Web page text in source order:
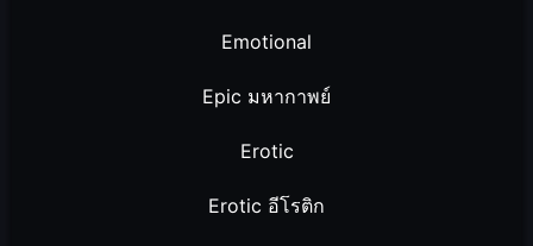
Emotional
Epic มหากาพย์
Erotic
Erotic อีโรติก